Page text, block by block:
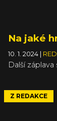
Na jaké
10. 1. 2024
Další
Z REDAKCE